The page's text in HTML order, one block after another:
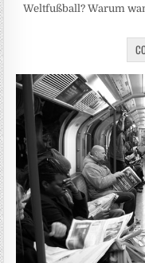
Weltfußball? Warum